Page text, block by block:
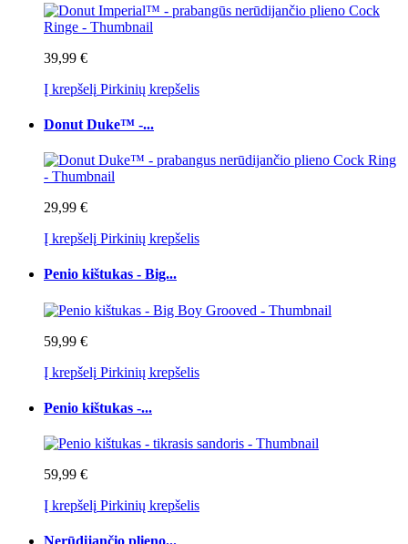
39,99 €
Į krepšelį Pirkinių krepšelis
Donut Duke™ -...
29,99 €
Į krepšelį Pirkinių krepšelis
Penio kištukas - Big...
59,99 €
Į krepšelį Pirkinių krepšelis
Penio kištukas -...
59,99 €
Į krepšelį Pirkinių krepšelis